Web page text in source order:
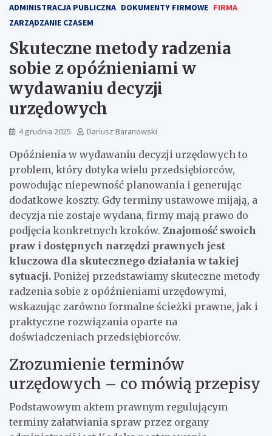
ADMINISTRACJA PUBLICZNA DOKUMENTY FIRMOWE FIRMA
ZARZĄDZANIE CZASEM
Skuteczne metody radzenia
sobie z opóźnieniami w
wydawaniu decyzji
urzędowych
4 grudnia 2025 Dariusz Baranowski
Opóźnienia w wydawaniu decyzji urzędowych to
problem, który dotyka wielu przedsiębiorców,
powodując niepewność planowania i generując
dodatkowe koszty. Gdy terminy ustawowe mijają, a
decyzja nie zostaje wydana, firmy mają prawo do
podjęcia konkretnych kroków. Znajomość swoich
praw i dostępnych narzędzi prawnych jest
kluczowa dla skutecznego działania w takiej
sytuacji. Poniżej przedstawiamy skuteczne metody
radzenia sobie z opóźnieniami urzędowymi,
wskazując zarówno formalne ścieżki prawne, jak i
praktyczne rozwiązania oparte na
doświadczeniach przedsiębiorców.
Zrozumienie terminów
urzędowych – co mówią przepisy
Podstawowym aktem prawnym regulującym
terminy załatwiania spraw przez organy